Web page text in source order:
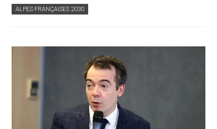
ALPES FRANÇAISES 2030